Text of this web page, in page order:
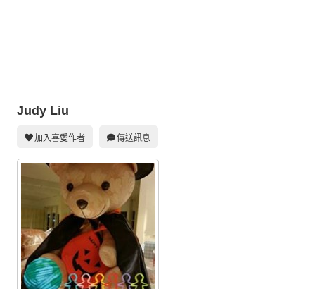
攤位轉讓區
會員功能選單
會員中心
註冊會員
登入
Judy Liu
加入喜愛作者 傳送訊息